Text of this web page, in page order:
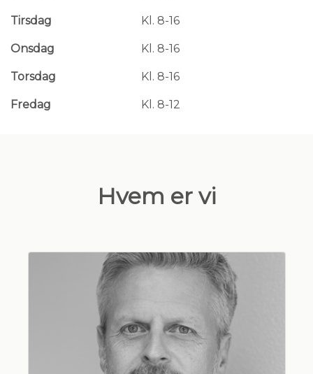
Tirsdag Kl. 8-16
Onsdag Kl. 8-16
Torsdag Kl. 8-16
Fredag Kl. 8-12
Hvem er vi